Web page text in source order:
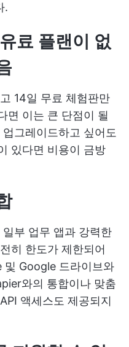
.
료 플랜이 없
14일 무료 체험판만
면 이는 큰 단점이 될
그레이드하고 싶어도
있다면 비용이 금방
부 업무 앱과 강력한
히 한도가 제한되어
Google 드라이브와
와의 통합이나 맞춤
액세스도 제공되지